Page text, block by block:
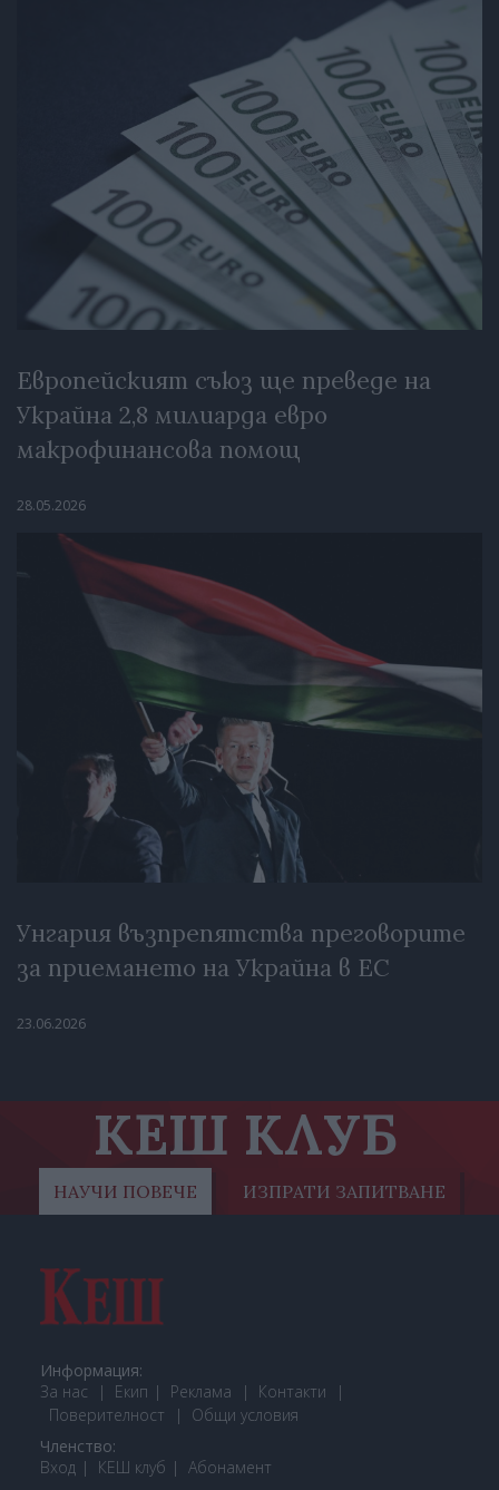
Европейският съюз ще преведе на
Украйна 2,8 милиарда евро
макрофинансова помощ
28.05.2026
Унгария възпрепятства преговорите
за приемането на Украйна в ЕС
23.06.2026
КЕШ КЛУБ
НАУЧИ ПОВЕЧЕ ИЗПРАТИ ЗАПИТВАНЕ
Информация:
За нас
Екип Реклама
Контакти
Поверителност
Общи условия
Членство:
Вход
КЕШ клуб Абонамент